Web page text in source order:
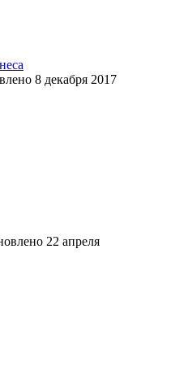
8 декабря 2017
22 апреля